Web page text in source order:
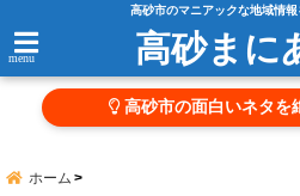
高砂市のマニアックな地域情報
menu 高砂まに
高砂市の面白いネタを
ホーム